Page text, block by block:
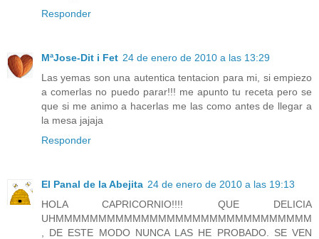
Responder
MªJose-Dit i Fet 24 de enero de 2010 a las 13:29
Las yemas son una autentica tentacion para mi, si empiezo
a comerlas no puedo parar!!! me apunto tu receta pero se
que si me animo a hacerlas me las como antes de llegar a
la mesa jajaja
Responder
El Panal de la Abejita 24 de enero de 2010 a las 19:13
HOLA CAPRICORNIO!!!! QUE DELICIA
UHMMMMMMMMMMMMMMMMMMMMMMMMMMMMMM
, DE ESTE MODO NUNCA LAS HE PROBADO. SE VEN